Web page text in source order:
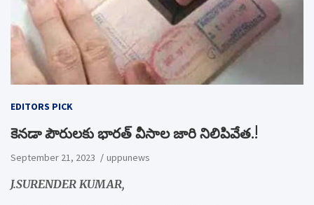
EDITORS PICK
కెనడా పౌరులకు భారత్ వీసాల జారి నిలిపివేత.!
September 21, 2023 uppunews
J.SURENDER KUMAR,